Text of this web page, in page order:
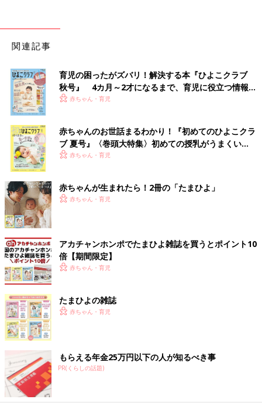
関連記事
育児の困ったがズバリ！解決する本『ひよこクラブ
秋号』 4カ月～2才になるまで、育児に役立つ情報が
いっぱい！
赤ちゃん・育児
赤ちゃんのお世話まるわかり！『初めてのひよこクラ
ブ 夏号』〈巻頭大特集〉初めての授乳がうまくい
く！ おっぱい・ミルクの基本と夏のトラブル 解決テ
赤ちゃん・育児
赤ちゃんが生まれたら！2冊の「たまひよ」
赤ちゃん・育児
アカチャンホンポでたまひよ雑誌を買うとポイント10
倍【期間限定】
赤ちゃん・育児
たまひよの雑誌
赤ちゃん・育児
もらえる年金25万円以下の人が知るべき事
PR(くらしの話題)